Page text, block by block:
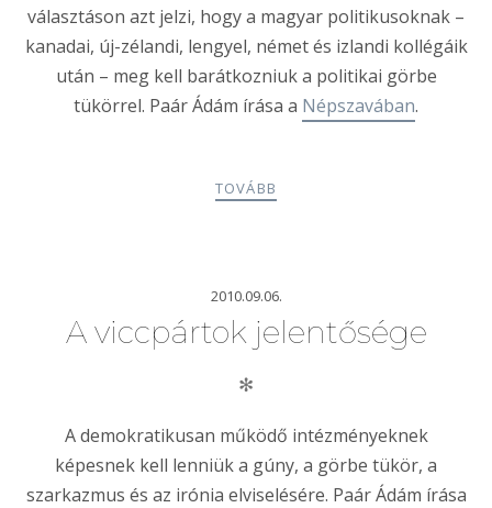
választáson azt jelzi, hogy a magyar politikusoknak –
kanadai, új-zélandi, lengyel, német és izlandi kollégáik
után – meg kell barátkozniuk a politikai görbe
tükörrel. Paár Ádám írása a Népszavában.
TOVÁBB
2010.09.06.
A viccpártok jelentősége
✻
A demokratikusan működő intézményeknek
képesnek kell lenniük a gúny, a görbe tükör, a
szarkazmus és az irónia elviselésére. Paár Ádám írása